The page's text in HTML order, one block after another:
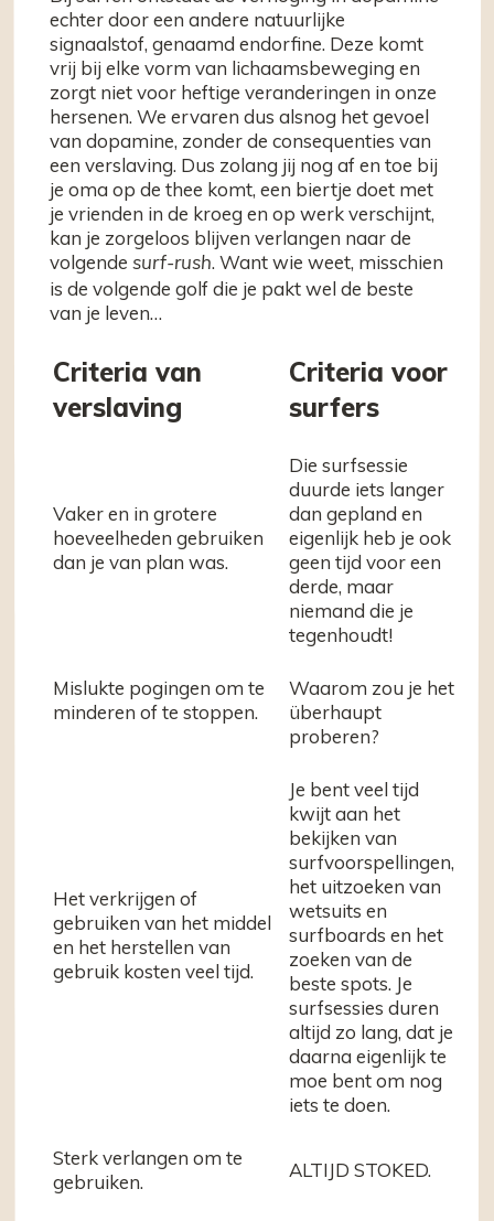
echter door een andere natuurlijke
signaalstof, genaamd endorfine. Deze komt
vrij bij elke vorm van lichaamsbeweging en
zorgt niet voor heftige veranderingen in onze
hersenen. We ervaren dus alsnog het gevoel
van dopamine, zonder de consequenties van
een verslaving. Dus zolang jij nog af en toe bij
je oma op de thee komt, een biertje doet met
je vrienden in de kroeg en op werk verschijnt,
kan je zorgeloos blijven verlangen naar de
volgendesurf-rush. Want wie weet, misschien
is de volgende golf die je pakt wel de beste
van je leven…
Criteria van
verslaving
Criteria voor
surfers
Vaker en in grotere
hoeveelheden gebruiken
dan je van plan was.
Die surfsessie
duurde iets langer
dan gepland en
eigenlijk heb je ook
geen tijd voor een
derde, maar
niemand die je
tegenhoudt!
Mislukte pogingen om te
minderen of te stoppen.
Waarom zou je het
überhaupt
proberen?
Het verkrijgen of
gebruiken van het middel
en het herstellen van
gebruik kosten veel tijd.
Je bent veel tijd
kwijt aan het
bekijken van
surfvoorspellingen,
het uitzoeken van
wetsuits en
surfboards en het
zoeken van de
beste spots. Je
surfsessies duren
altijd zo lang, dat je
daarna eigenlijk te
moe bent om nog
iets te doen.
Sterk verlangen om te
gebruiken.
ALTIJD STOKED.